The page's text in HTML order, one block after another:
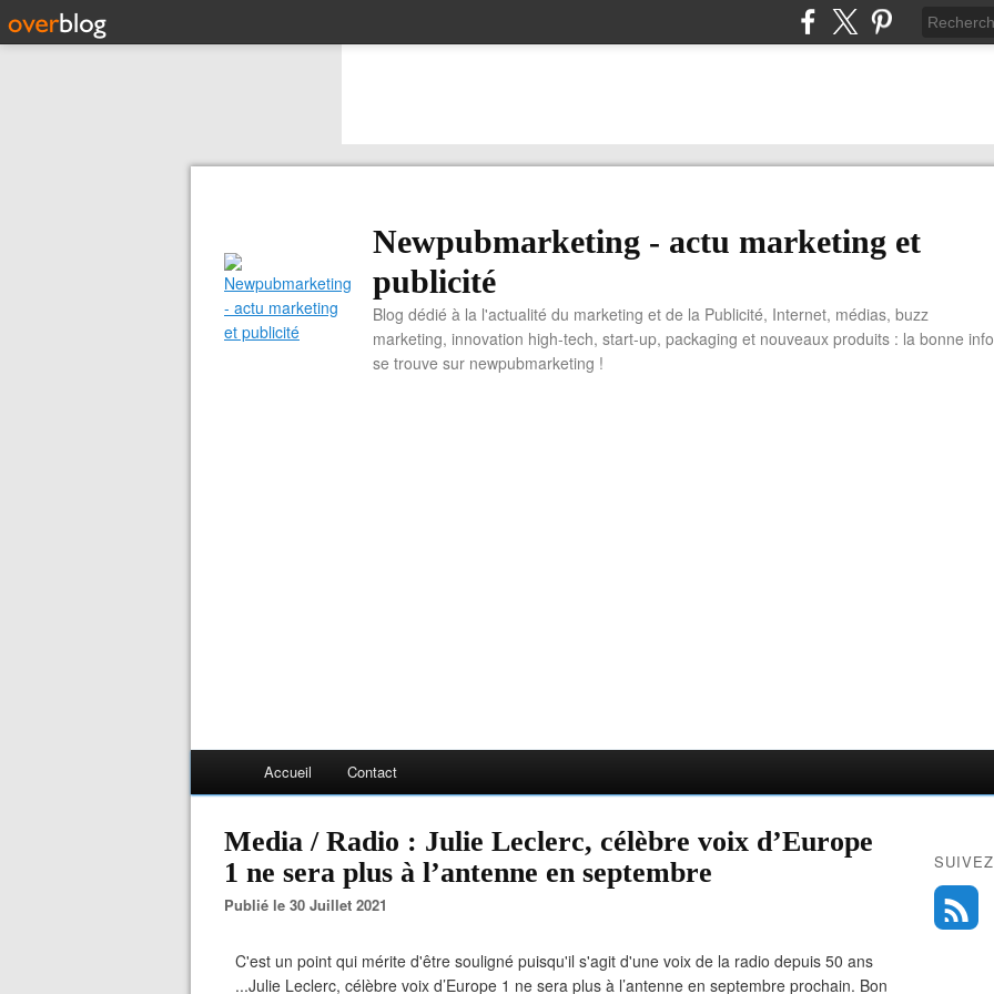
Newpubmarketing - actu marketing et
publicité
Blog dédié à la l'actualité du marketing et de la Publicité, Internet, médias, buzz
marketing, innovation high-tech, start-up, packaging et nouveaux produits : la bonne info
se trouve sur newpubmarketing !
Accueil Contact
Media / Radio : Julie Leclerc, célèbre voix d’Europe
1 ne sera plus à l’antenne en septembre
Publié le 30 Juillet 2021
C'est un point qui mérite d'être souligné puisqu'il s'agit d'une voix de la radio depuis 50 ans
...Julie Leclerc, célèbre voix d’Europe 1 ne sera plus à l’antenne en septembre prochain. Bon